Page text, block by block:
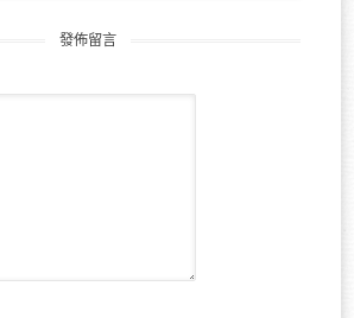
發佈留言